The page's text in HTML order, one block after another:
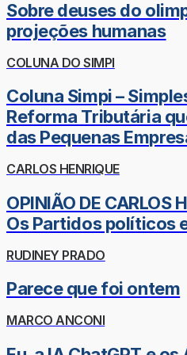
Sobre deuses do
projeções humanas
COLUNA DO SIMPI
Coluna Simpi –
Reforma Tributária
das Pequenas
CARLOS HENRIQUE
OPINIÃO DE CARLOS
Os Partidos políticos
RUDINEY PRADO
Parece que foi ontem
MARCO ANCONI